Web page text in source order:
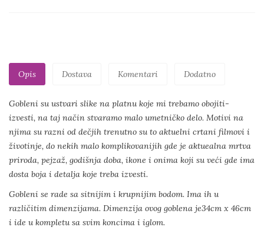
Opis Dostava Komentari Dodatno
Gobleni su ustvari slike na platnu koje mi trebamo obojiti-
izvesti, na taj način stvaramo malo umetničko delo. Motivi na
njima su razni od dečjih trenutno su to aktuelni crtani filmovi i
životinje, do nekih malo komplikovanijih gde je aktuealna mrtva
priroda, pejzaž, godišnja doba, ikone i onima koji su veći gde ima
dosta boja i detalja koje treba izvesti.
Gobleni se rade sa sitnijim i krupnijim bodom. Ima ih u
različitim dimenzijama. Dimenzija ovog goblena je34cm x 46cm
i ide u kompletu sa svim koncima i iglom.